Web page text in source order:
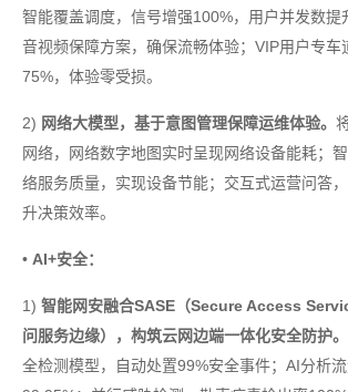
智能覆盖调度，信号增强100%，用户并发数提
音视频保障方案，确保流畅体验；VIP用户专车
75%，体验零受损。
2) 网络大模型，基于意图管理保障运维体验。
网络，网络数字地图实时呈现网络设备能耗；
络服务质量，实现设备节能；交互式运营问答
升决策效率。
• AI+安全：
1) 智能网安融合SASE（Secure Access
问服务边缘），构筑云网边端一体化安全防护。
全检测模型，自动处置99%安全事件；AI分析